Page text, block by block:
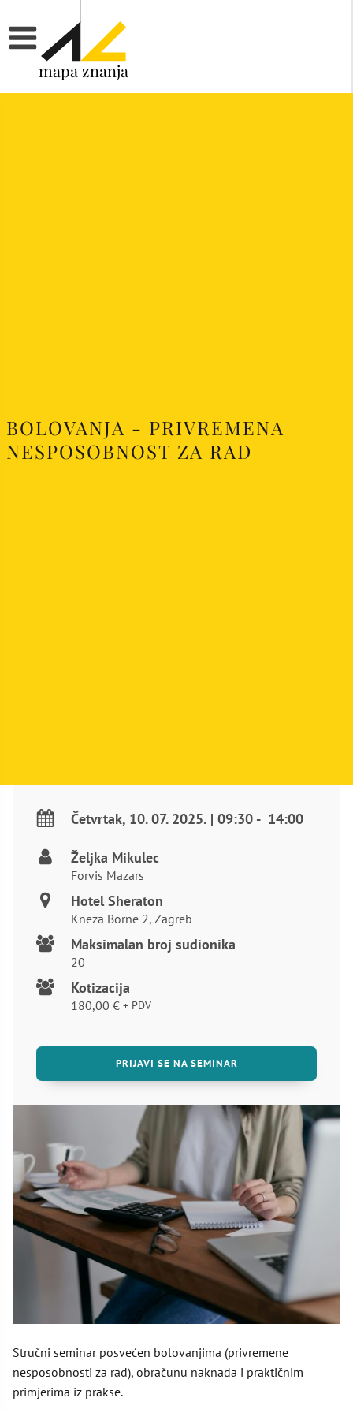
mapa znanja
BOLOVANJA - PRIVREMENA
NESPOSOBNOST ZA RAD
Četvrtak, 10. 07. 2025. | 09:30 - 14:00
Željka Mikulec
Forvis Mazars
Hotel Sheraton
Kneza Borne 2, Zagreb
Maksimalan broj sudionika
20
Kotizacija
180,00 € + PDV
PRIJAVI SE NA SEMINAR
Stručni seminar posvećen bolovanjima (privremene
nesposobnosti za rad), obračunu naknada i praktičnim
primjerima iz prakse.